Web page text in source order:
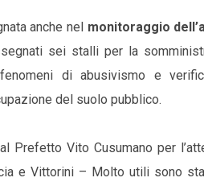
anche nel monitoraggio
sei stalli per la
di abusivismo e
del suolo pubblico.
Prefetto Vito Cusumano per
e Vittorini – Molto utili sono